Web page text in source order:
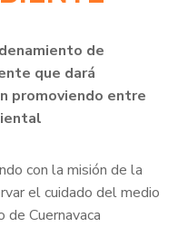
de
que dará
promoviendo entre
con la misión de la
el cuidado del medio
Cuernavaca